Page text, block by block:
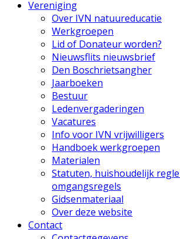
Vereniging
Over IVN natuureducatie
Werkgroepen
Lid of Donateur worden?
Nieuwsflits nieuwsbrief
Den Boschrietsangher
Jaarboeken
Bestuur
Ledenvergaderingen
Vacatures
Info voor IVN vrijwilligers
Handboek werkgroepen
Materialen
Statuten, huishoudelijk
omgangsregels
Gidsenmateriaal
Over deze website
Contact